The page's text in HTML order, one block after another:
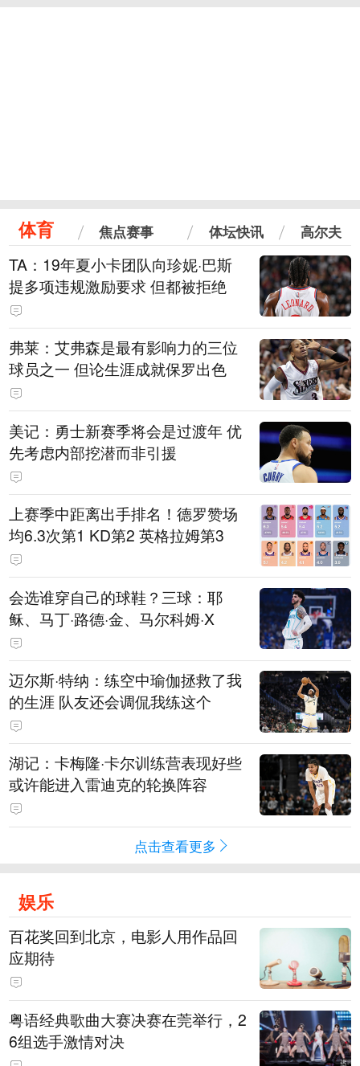
体育 焦点赛事 体坛快讯 高尔夫
TA：19年夏小卡团队向珍妮·巴斯
提多项违规激励要求 但都被拒绝
弗莱：艾弗森是最有影响力的三位
球员之一 但论生涯成就保罗出色
美记：勇士新赛季将会是过渡年 优
先考虑内部挖潜而非引援
上赛季中距离出手排名！德罗赞场
均6.3次第1 KD第2 英格拉姆第3
会选谁穿自己的球鞋？三球：耶
稣、马丁·路德·金、马尔科姆·X
迈尔斯·特纳：练空中瑜伽拯救了我
的生涯 队友还会调侃我练这个
湖记：卡梅隆·卡尔训练营表现好些
或许能进入雷迪克的轮换阵容
点击查看更多
娱乐
百花奖回到北京，电影人用作品回
应期待
粤语经典歌曲大赛决赛在莞举行，2
6组选手激情对决